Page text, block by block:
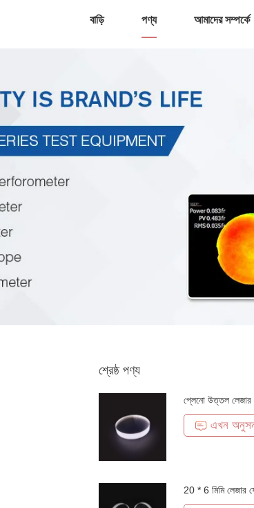
বাড়ি পণ্য আমাদের সম্পর্কে
শ্রেষ্ঠ পণ্য
প্লেনো উত্তল লেজার
এখন
20 * 6 মিমি লেজার